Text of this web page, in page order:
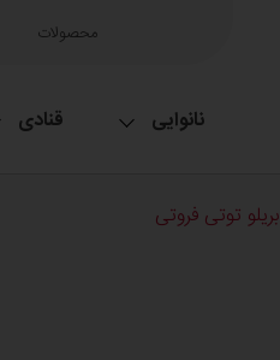
محصولات
نانوایی قنادی
بریلو توتی فروتی